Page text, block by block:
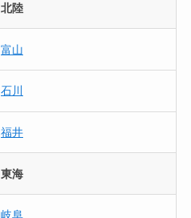
北陸
富山
石川
福井
東海
岐阜